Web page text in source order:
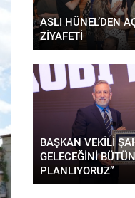
ASLI HÜNEL’DEN
ZİYAFETİ
BAŞKAN VEKİLİ
GELECEĞİNİ
PLANLIYORUZ”